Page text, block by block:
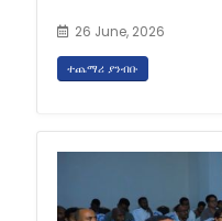
26 June, 2026
ተጨማሪ ያንብቡ